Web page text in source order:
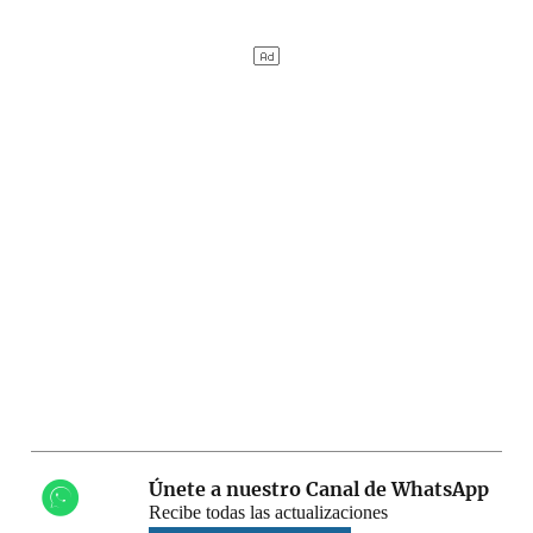
Únete a nuestro Canal de WhatsApp
Recibe todas las actualizaciones